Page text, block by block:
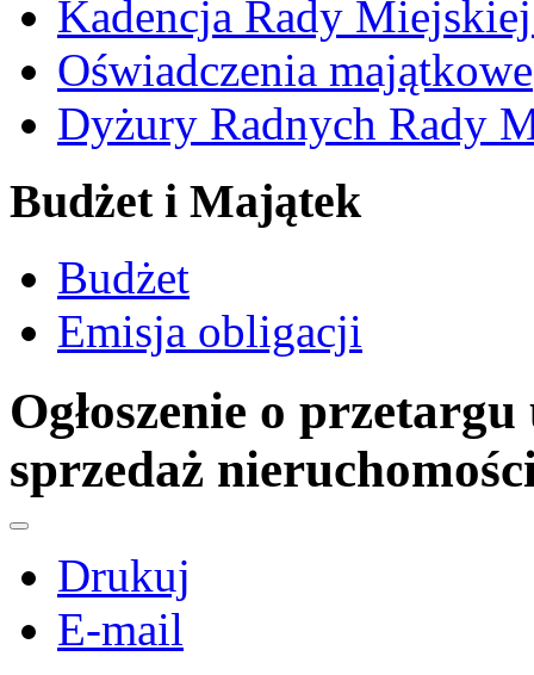
Kadencja Rady
Oświadczenia majątkowe
Dyżury Radnych Rady
Budżet i Majątek
Budżet
Emisja obligacji
Ogłoszenie o
sprzedaż
Drukuj
E-mail